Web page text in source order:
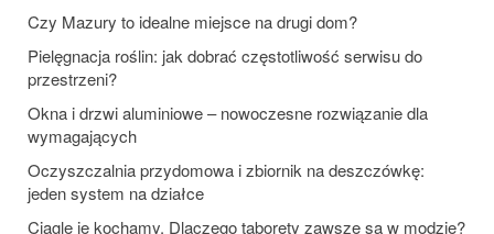
Czy Mazury to idealne miejsce na drugi dom?
Pielęgnacja roślin: jak dobrać częstotliwość serwisu do
przestrzeni?
Okna i drzwi aluminiowe – nowoczesne rozwiązanie dla
wymagających
Oczyszczalnia przydomowa i zbiornik na deszczówkę:
jeden system na działce
Ciągle je kochamy. Dlaczego taborety zawsze są w modzie?